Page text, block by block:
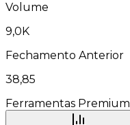
Volume
9,0K
Fechamento Anterior
38,85
Ferramentas Premium